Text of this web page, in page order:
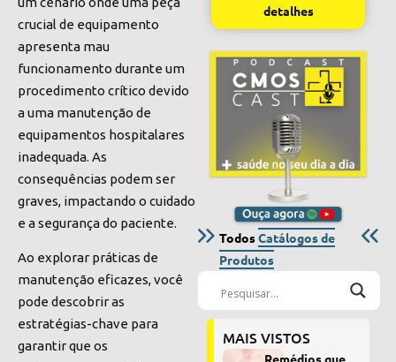
crucial de equipamento
apresenta mau
funcionamento durante um
procedimento crítico devido
a uma manutenção de
equipamentos hospitalares
inadequada. As
consequências podem ser
graves, impactando o cuidado
e a segurança do paciente.
Ao explorar práticas de
manutenção eficazes, você
pode descobrir as
estratégias-chave para
garantir que os
detalhes
TodosCatálogos de
Produtos
MAIS VISTOS
Remédios que